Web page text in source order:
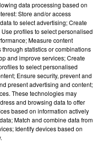
DE CHOOZ
que la centrale
data processing based on
Store and/or access
to select advertising; Create
profiles to select personalised
Measure content
statistics or combinations
and improve services; Create
to select personalised
Ensure security, prevent and
present advertising and content;
These technologies may
and browsing data to offer
based on information actively
Match and combine data from
Identify devices based on